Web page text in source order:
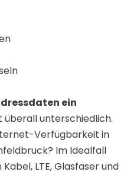
ein
überall unterschiedlich.
Verfügbarkeit in
Im Idealfall
LTE, Glasfaser und